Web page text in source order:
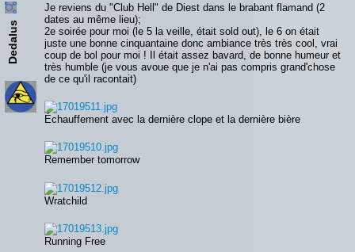
Dedalus
Je reviens du "Club Hell" de Diest dans le brabant flamand (2
dates au même lieu);
2e soirée pour moi (le 5 la veille, était sold out), le 6 on était
juste une bonne cinquantaine donc ambiance très très cool, vrai
coup de bol pour moi ! Il était assez bavard, de bonne humeur et
très humble (je vous avoue que je n'ai pas compris grand'chose
de ce qu'il racontait)
Échauffement avec la dernière clope et la dernière bière
Remember tomorrow
Wratchild
Running Free